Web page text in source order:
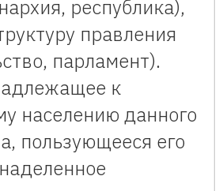
республика),
правления
парламент).
к
населению данного
пользующееся его